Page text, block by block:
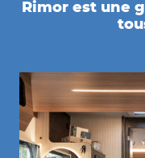
Rimor est une